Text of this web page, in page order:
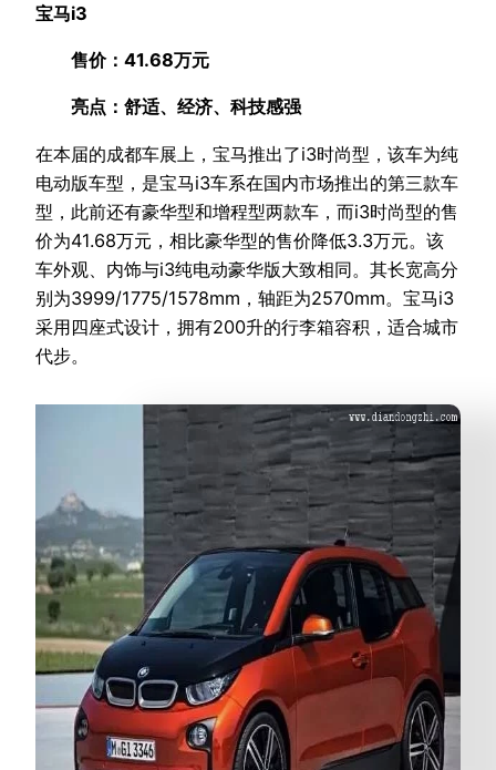
宝马i3
售价：41.68万元
亮点：舒适、经济、科技感强
在本届的成都车展上，宝马推出了i3时尚型，该车为纯
电动版车型，是宝马i3车系在国内市场推出的第三款车
型，此前还有豪华型和增程型两款车，而i3时尚型的售
价为41.68万元，相比豪华型的售价降低3.3万元。该
车外观、内饰与i3纯电动豪华版大致相同。其长宽高分
别为3999/1775/1578mm，轴距为2570mm。宝马i3
采用四座式设计，拥有200升的行李箱容积，适合城市
代步。